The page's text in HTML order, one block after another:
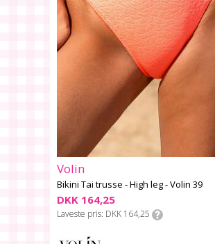
Volin
Bikini Tai trusse - High leg - Volin 39
DKK 164,25
Laveste pris DKK 164,25